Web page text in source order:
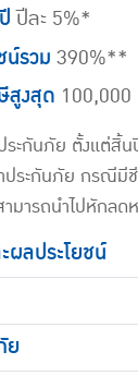
ปีละ 5%*
น์รวม390%**
สูงสุด
ระกันภัย ตั้งแต่สิ้
าประกันภัย กร
มารถนำไปหักล
ผลประโยชน์
ย